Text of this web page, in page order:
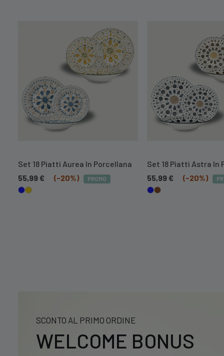
Set 18 Piatti Aurea In Porcellana
55,99 € (-20%) PROMO
Set 18 Piatti Astra In
55,99 € (-20%)
SCONTO AL PRIMO ORDINE
WELCOME BONUS